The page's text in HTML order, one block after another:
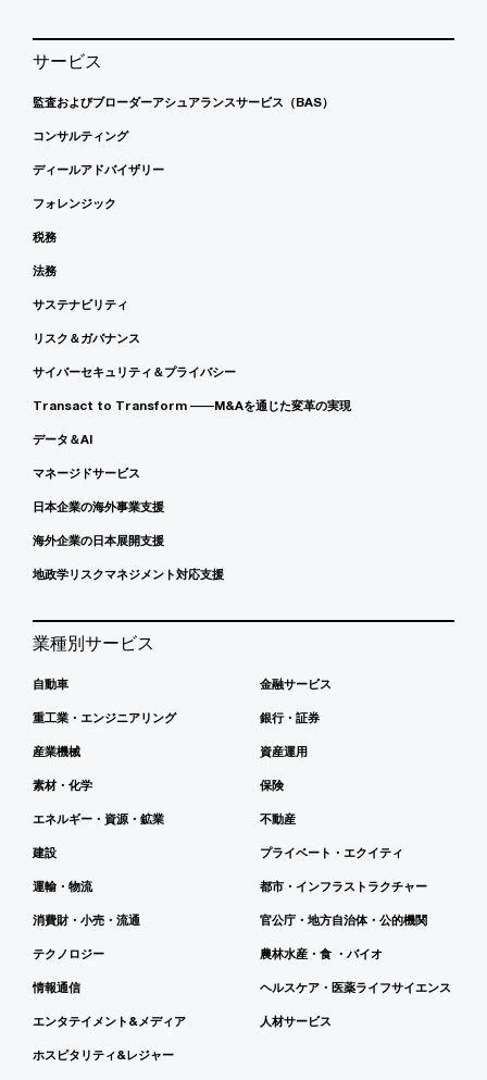
サービス
監査およびブローダーアシュアランスサービス（BAS）
コンサルティング
ディールアドバイザリー
フォレンジック
税務
法務
サステナビリティ
リスク＆ガバナンス
サイバーセキュリティ＆プライバシー
Transact to Transform ――M&Aを通じた変革の実現
データ＆AI
マネージドサービス
日本企業の海外事業支援
海外企業の日本展開支援
地政学リスクマネジメント対応支援
業種別サービス
自動車
重工業・エンジニアリング
産業機械
素材・化学
エネルギー・資源・鉱業
建設
運輸・物流
消費財・小売・流通
テクノロジー
情報通信
エンタテイメント&メディア
ホスピタリティ&レジャー
金融サービス
銀行・証券
資産運用
保険
不動産
プライベート・エクイティ
都市・インフラストラクチャー
官公庁・地方自治体・公的機関
農林水産・食 ・バイオ
ヘルスケア・医薬ライフサイエンス
人材サービス